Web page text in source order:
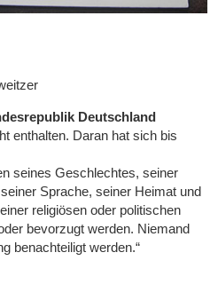
Deutschland
enthalten. Daran hat sich bis
seines Geschlechtes, seiner
Sprache, seiner Heimat und
religiösen oder politischen
bevorzugt werden. Niemand
benachteiligt werden.“